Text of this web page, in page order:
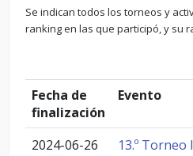
Se indican todos los torneos y
ranking en las que participó, y su
Fecha de
finalización
Evento
2024-06-26
13.º